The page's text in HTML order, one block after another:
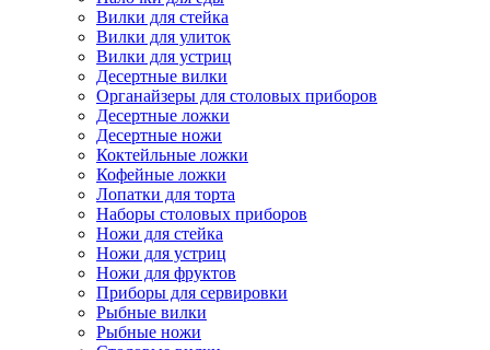
Вилки для стейка
Вилки для улиток
Вилки для устриц
Десертные вилки
Органайзеры для столовых приборов
Десертные ложки
Десертные ножи
Коктейльные ложки
Кофейные ложки
Лопатки для торта
Наборы столовых приборов
Ножи для стейка
Ножи для устриц
Ножи для фруктов
Приборы для сервировки
Рыбные вилки
Рыбные ножи